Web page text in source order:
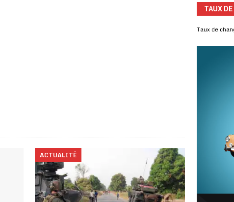
ACTUALITÉ
TAUX
Taux de